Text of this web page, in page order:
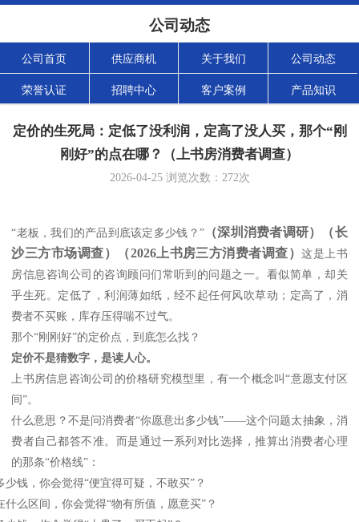
公司动态
公司首页 供应商机 关于我们 公司动态
荣誉认证 招聘中心 客户案例 产品知识
定价的生死局：定低了没利润，定高了没人买，那个“刚
刚好”的点在哪？（上书房消费者调查）
2026-04-25浏览次数： 272次
“老板，我们的产品到底该定多少钱？”（深圳消费者调研） （长
沙三方市场调查）
（2026上书房三方消费者调查）这是上书
房信息咨询公司的咨询顾问们常听到的问题之一。看似简单，却关
乎生死。定低了，利润薄如纸，经不起任何风吹草动；定高了，消
费者不买账，库存压得喘不过气。
那个“刚刚好”的定价点，到底怎么找？
定价不是猜数字，是读人心。
上书房信息咨询公司的价格研究模型里，有一个概念叫“意愿支付区
间”。
什么意思？不是问消费者“你愿意出多少钱”——这个问题太抽象，消
费者自己都答不准。而是通过一系列对比选择，推算出消费者心理
的那条“价格线”：
少钱，你会觉得“便宜得可疑，不敢买”？
什么区间，你会觉得“物有所值，愿意买”？